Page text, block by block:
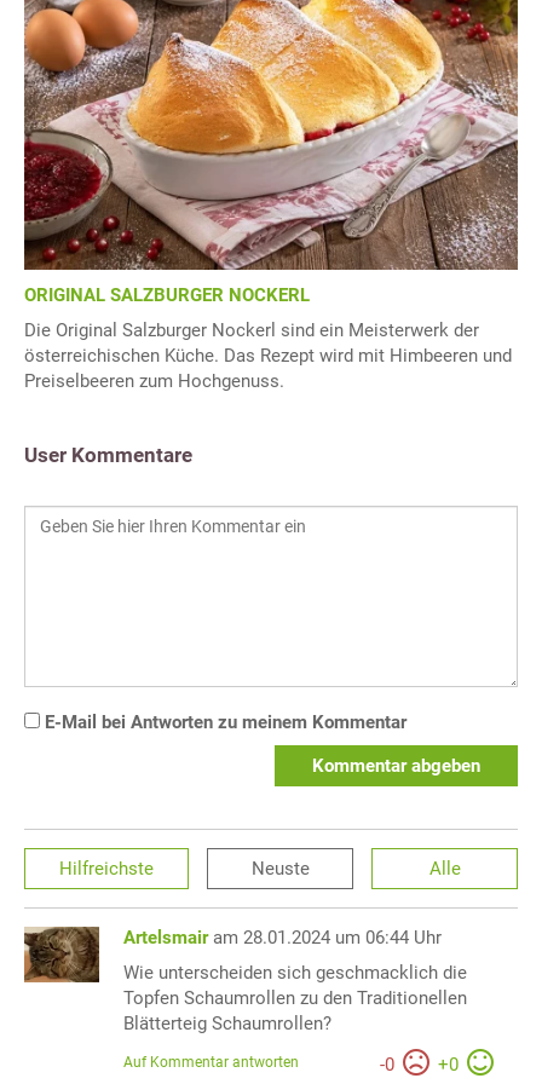
ORIGINAL SALZBURGER NOCKERL
Die Original Salzburger Nockerl sind ein Meisterwerk der
österreichischen Küche. Das Rezept wird mit Himbeeren und
Preiselbeeren zum Hochgenuss.
User Kommentare
E-Mail bei Antworten zu meinem Kommentar
Kommentar abgeben
Hilfreichste Neuste Alle
Artelsmair am 28.01.2024 um 06:44 Uhr
Wie unterscheiden sich geschmacklich die
Topfen Schaumrollen zu den Traditionellen
Blätterteig Schaumrollen?
-0 +0
Auf Kommentar antworten